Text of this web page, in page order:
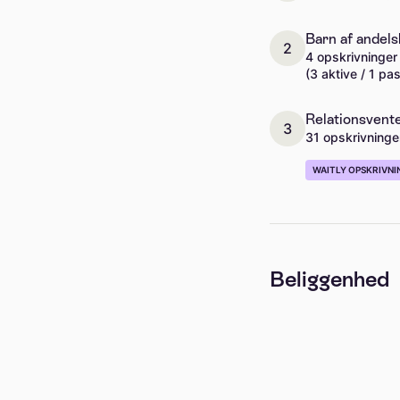
2
Barn af
4 opskrivninger
(3 aktive / 1
3 31
WAITLY
Beliggenhed